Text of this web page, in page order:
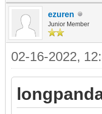
ezuren
Junior Member
02-16-2022,